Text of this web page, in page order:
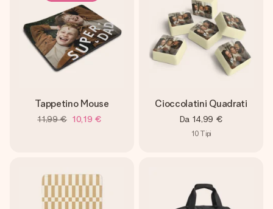
Tappetino Mouse
11,99 € 10,19 €
Cioccolatini Quadrati
Da 14,99 €
10 Tipi